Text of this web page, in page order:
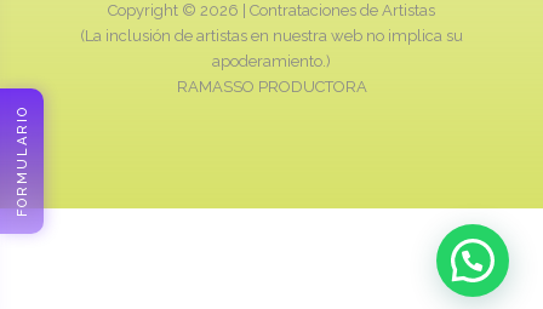
Copyright © 2026 | Contrataciones de Artistas
(La inclusión de artistas en nuestra web no implica su
apoderamiento.)
RAMASSO PRODUCTORA
FORMULARIO